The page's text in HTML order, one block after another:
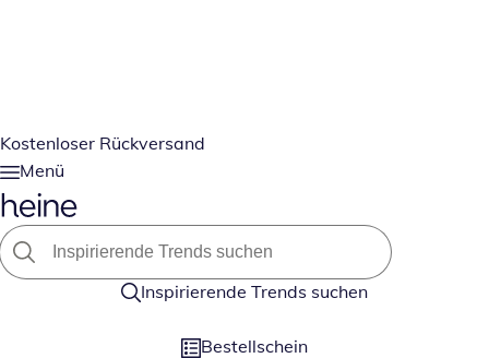
Kostenloser Rückversand
Menü
Inspirierende Trends suchen
Bestellschein